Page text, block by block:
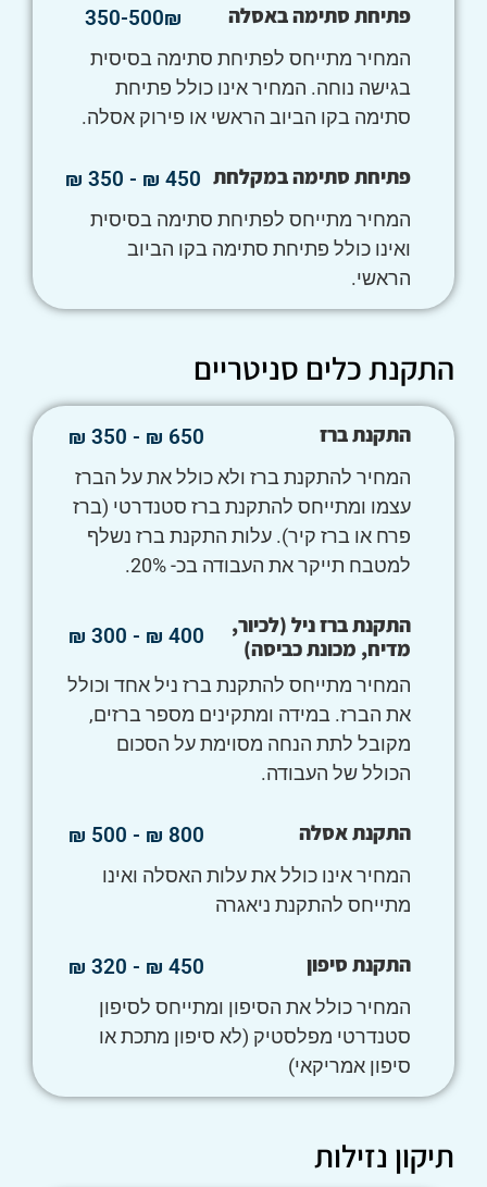
פתיחת סתימה באסלה 350-500₪
המחיר מתייחס לפתיחת סתימה בסיסית
בגישה נוחה. המחיר אינו כולל פתיחת
סתימה בקו הביוב הראשי או פירוק אסלה.
פתיחת סתימה במקלחת 450 ₪ - 350 ₪
המחיר מתייחס לפתיחת סתימה בסיסית
ואינו כולל פתיחת סתימה בקו הביוב
הראשי.
התקנת כלים סניטריים
התקנת ברז 650 ₪ - 350 ₪
המחיר להתקנת ברז ולא כולל את על הברז
עצמו ומתייחס להתקנת ברז סטנדרטי (ברז
פרח או ברז קיר). עלות התקנת ברז נשלף
למטבח תייקר את העבודה בכ- 20%.
התקנת ברז ניל (לכיור,
מדיח, מכונת כביסה)
400 ₪ - 300 ₪
המחיר מתייחס להתקנת ברז ניל אחד וכולל
את הברז. במידה ומתקינים מספר ברזים,
מקובל לתת הנחה מסוימת על הסכום
הכולל של העבודה.
התקנת אסלה 800 ₪ - 500 ₪
המחיר אינו כולל את עלות האסלה ואינו
מתייחס להתקנת ניאגרה
התקנת סיפון 450 ₪ - 320 ₪
המחיר כולל את הסיפון ומתייחס לסיפון
סטנדרטי מפלסטיק (לא סיפון מתכת או
סיפון אמריקאי)
תיקון נזילות